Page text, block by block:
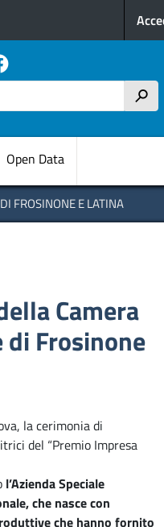
h
Open Data
FROSINONE E LATINA
Camera
Frosinone
la cerimonia di
del “Premio Impresa
l’Azienda Speciale
, che nasce con
che hanno fornito